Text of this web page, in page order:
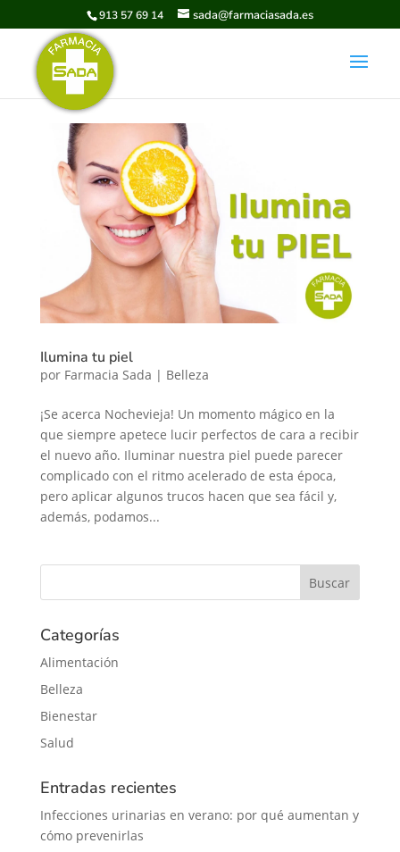
913 57 69 14 sada@farmaciasada.es
Ilumina tu piel
por Farmacia Sada | Belleza
¡Se acerca Nochevieja! Un momento mágico en la
que siempre apetece lucir perfectos de cara a recibir
el nuevo año. Iluminar nuestra piel puede parecer
complicado con el ritmo acelerado de esta época,
pero aplicar algunos trucos hacen que sea fácil y,
además, podamos...
Categorías
Alimentación
Belleza
Bienestar
Salud
Entradas recientes
Infecciones urinarias en verano: por qué aumentan y
cómo prevenirlas